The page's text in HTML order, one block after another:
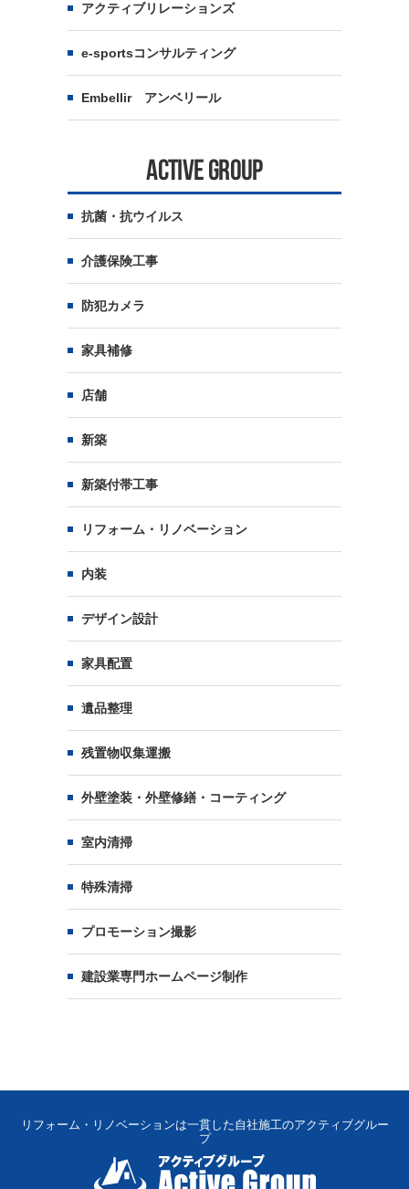
アクティブリレーションズ
e-sportsコンサルティング
Embellir アンベリール
ACTIVE GROUP
抗菌・抗ウイルス
介護保険工事
防犯カメラ
家具補修
店舗
新築
新築付帯工事
リフォーム・リノベーション
内装
デザイン設計
家具配置
遺品整理
残置物収集運搬
外壁塗装・外壁修繕・コーティング
室内清掃
特殊清掃
プロモーション撮影
建設業専門ホームページ制作
リフォーム・リノベーションは一貫した自社施工のアクティブグルー
プ